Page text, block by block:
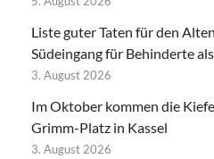
Liste guter Taten für den
Südeingang für Behinderte
3. August 2026
Im Oktober kommen die
Grimm-Platz in Kassel
3. August 2026